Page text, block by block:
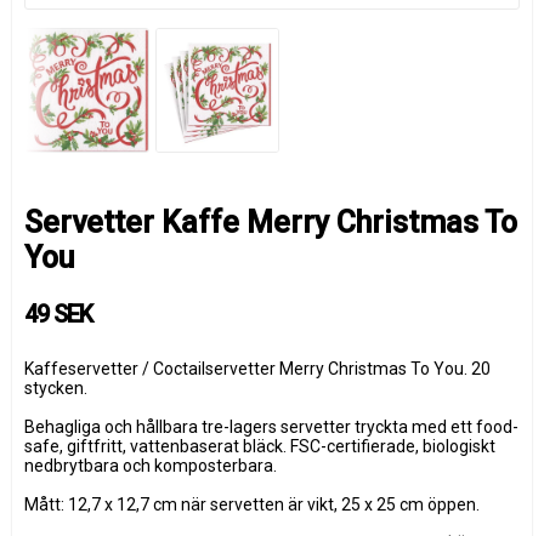
Servetter Kaffe Merry Christmas To
You
49 SEK
Kaffeservetter / Coctailservetter Merry Christmas To You. 20
stycken.
Behagliga och hållbara tre-lagers servetter tryckta med ett food-
safe, giftfritt, vattenbaserat bläck. FSC-certifierade, biologiskt
nedbrytbara och komposterbara.
Mått: 12,7 x 12,7 cm när servetten är vikt, 25 x 25 cm öppen.